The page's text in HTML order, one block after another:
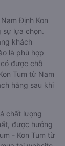
Định Kon
sự lựa chọn.
khách
là phù hợp
được chỗ
Tum từ Nam
hàng sau khi
chất lượng
được hưởng
- Kon Tum từ